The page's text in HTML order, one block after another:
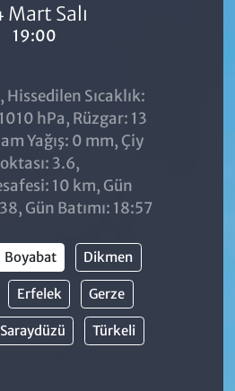
Mart Salı
19:00
Sıcaklık:
hPa, Rüzgar: 13
Yağış: 0 mm, Çiy
3.6,
10 km, Gün
Gün Batımı: 18:57
Boyabat Dikmen
Erfelek Gerze
Saraydüzü Türkeli